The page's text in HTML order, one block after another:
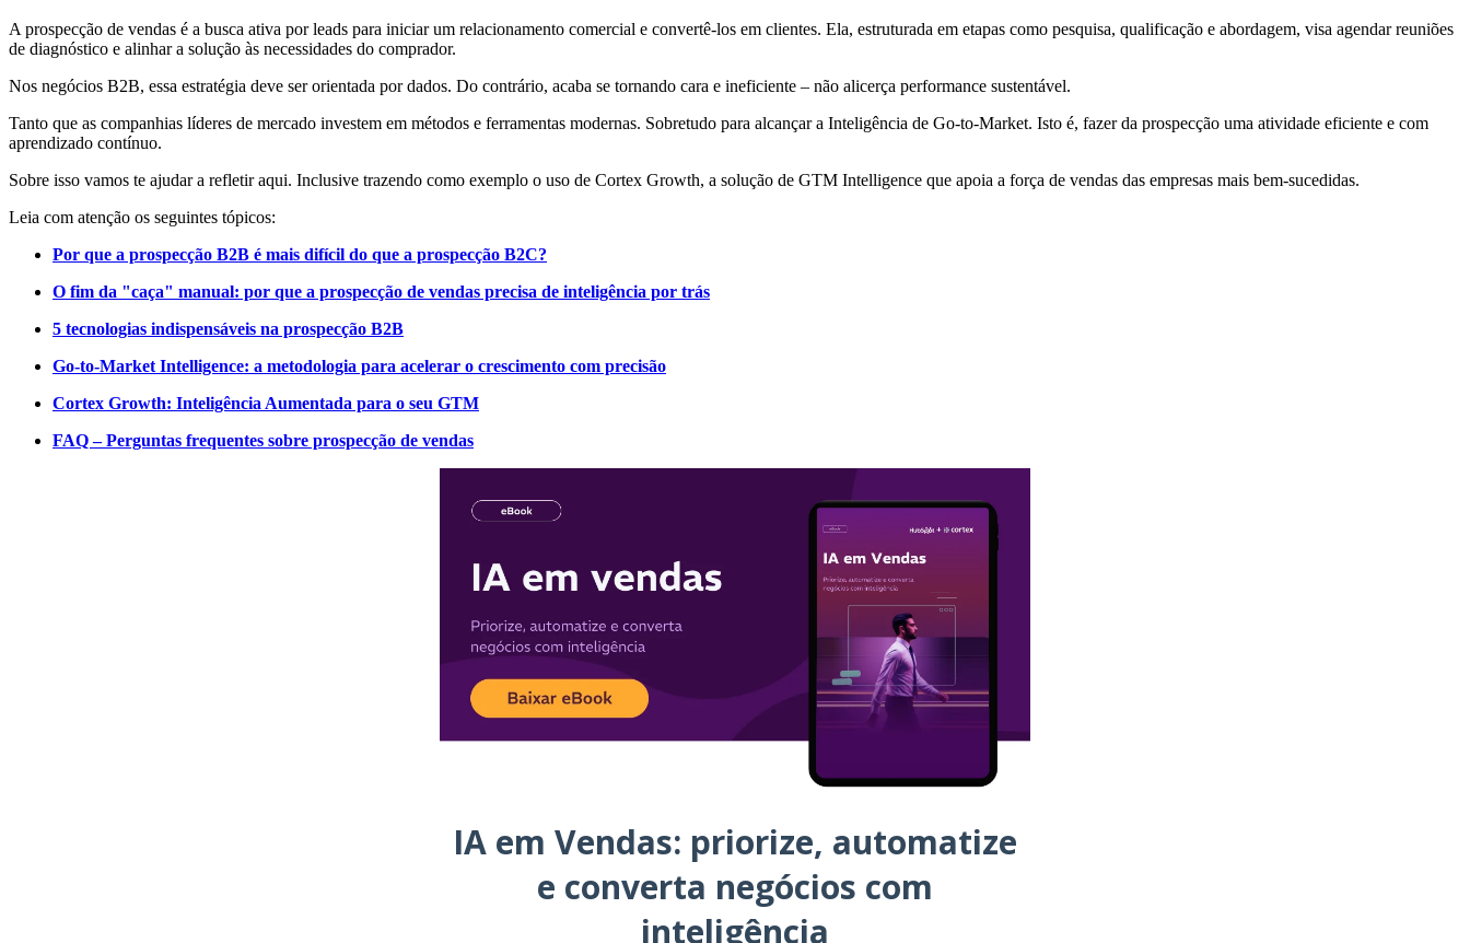
A prospecção de vendas é a busca ativa por leads para iniciar um relacionamento comercial e convertê-los em clientes. Ela, estruturada em etapas como pesquisa, qualificação e abordagem, visa agendar reuniões
de diagnóstico e alinhar a solução às necessidades do comprador.
Nos negócios B2B, essa estratégia deve ser orientada por dados. Do contrário, acaba se tornando cara e ineficiente – não alicerça performance sustentável.
Tanto que as companhias líderes de mercado investem em métodos e ferramentas modernas. Sobretudo para alcançar a Inteligência de Go-to-Market. Isto é, fazer da prospecção uma atividade eficiente e com
aprendizado contínuo.
Sobre isso vamos te ajudar a refletir aqui. Inclusive trazendo como exemplo o uso de Cortex Growth, a solução de GTM Intelligence que apoia a força de vendas das empresas mais bem-sucedidas.
Leia com atenção os seguintes tópicos:
Por que a prospecção B2B é mais difícil do que a prospecção B2C?
O fim da "caça" manual: por que a prospecção de vendas precisa de inteligência por trás
5 tecnologias indispensáveis na prospecção B2B
Go-to-Market Intelligence: a metodologia para acelerar o crescimento com precisão
Cortex Growth: Inteligência Aumentada para o seu GTM
FAQ – Perguntas frequentes sobre prospecção de vendas